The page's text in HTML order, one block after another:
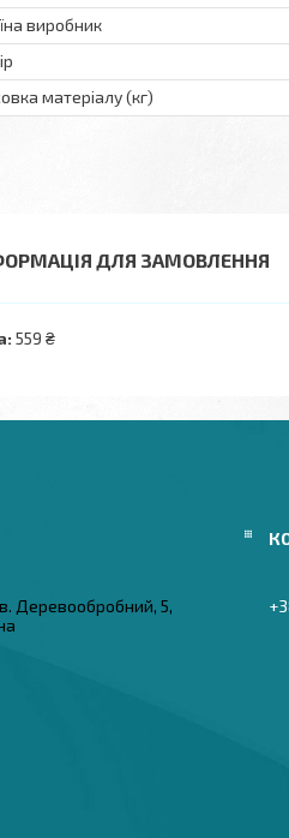
виробник
матеріалу (кг)
ДЛЯ ЗАМОВЛЕННЯ
559 ₴
Деревообробний, 5,